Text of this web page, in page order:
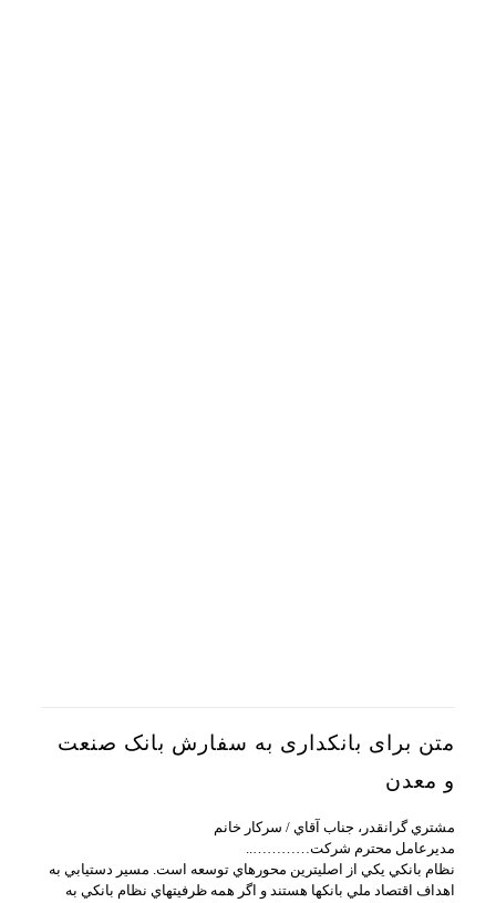
متن برای بانکداری به سفارش بانک صنعت
و معدن
مشتري گرانقدر، جناب آقاي / سركار خانم
مديرعامل محترم شركت…………..
نظام بانكي يكي از اصلي‏ترين محورهاي توسعه است. مسير دستيابي به
اهداف اقتصاد ملي بانك‏ها هستند و اگر همه ظرفيت‏هاي نظام بانكي به